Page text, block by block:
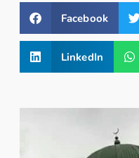
Facebook
LinkedIn